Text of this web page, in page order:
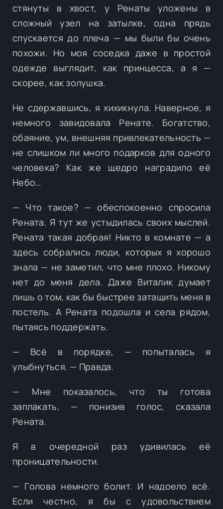
стянуты в хвост, у Ренаты уложены в
сложный узел на затылке, одна прядь
спускается до плеча — мы были бы очень
похожи. Но моя соседка даже в простой
одежде выглядит, как принцесса, а я —
скорее, как золушка.
Не сдержавшись, я хихикнула. Наверное, я
немного завидовала Ренате. Богатство,
обаяние, ум, внешняя привлекательность —
не слишком ли много подарков для одного
человека? Как же щедро наградило её
Небо…
— Что такое? — обеспокоенно спросила
Рената. Я тут же устыдилась своих мыслей.
Рената такая добрая! Никто в комнате — а
здесь собрались люди, которых я хорошо
знала — не заметил, что мне плохо. Никому
нет до меня дела. Даже Виталик думает
лишь о том, как бы быстрее затащить меня в
постель. А Рената подошла и села рядом,
пытаясь поддержать.
— Всё в порядке, — попыталась я
улыбнуться. — Правда.
— Мне показалось, что ты готова
заплакать, — понизив голос, сказала
Рената.
Я в очередной раз удивилась её
проницательности.
— Голова немного болит. И надоело всё.
Если честно, я бы с удовольствием